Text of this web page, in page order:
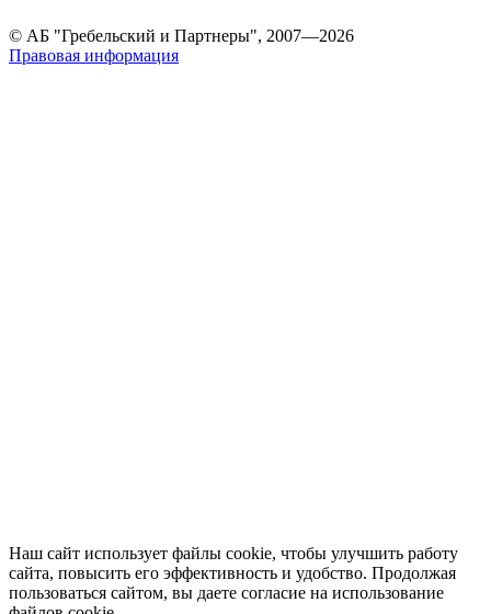
© АБ "Гребельский и Партнеры", 2007—2026
Правовая информация
Наш сайт использует файлы cookie, чтобы улучшить работу
сайта, повысить его эффективность и удобство. Продолжая
пользоваться сайтом, вы даете согласие на использование